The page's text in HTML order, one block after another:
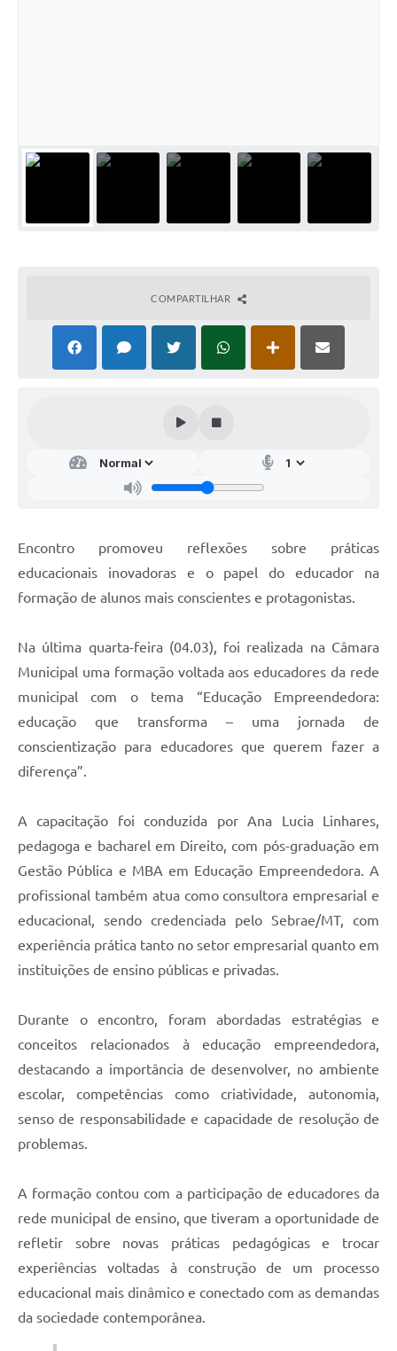
COMPARTILHAR
Encontro promoveu reflexões sobre práticas
educacionais inovadoras e o papel do educador na
formação de alunos mais conscientes e protagonistas.
Na última quarta-feira (04.03), foi realizada na Câmara
Municipal uma formação voltada aos educadores da rede
municipal com o tema “Educação Empreendedora:
educação que transforma – uma jornada de
conscientização para educadores que querem fazer a
diferença”.
A capacitação foi conduzida por Ana Lucia Linhares,
pedagoga e bacharel em Direito, com pós-graduação em
Gestão Pública e MBA em Educação Empreendedora. A
profissional também atua como consultora empresarial e
educacional, sendo credenciada pelo Sebrae/MT, com
experiência prática tanto no setor empresarial quanto em
instituições de ensino públicas e privadas.
Durante o encontro, foram abordadas estratégias e
conceitos relacionados à educação empreendedora,
destacando a importância de desenvolver, no ambiente
escolar, competências como criatividade, autonomia,
senso de responsabilidade e capacidade de resolução de
problemas.
A formação contou com a participação de educadores da
rede municipal de ensino, que tiveram a oportunidade de
refletir sobre novas práticas pedagógicas e trocar
experiências voltadas à construção de um processo
educacional mais dinâmico e conectado com as demandas
da sociedade contemporânea.